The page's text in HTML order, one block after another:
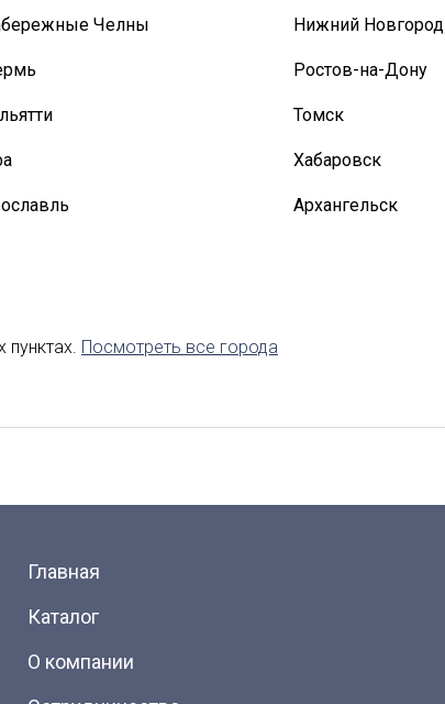
Челны Нижний Новгород
Ростов-на-Дону
Томск
Хабаровск
Архангельск
Посмотреть все города
Главная
Каталог
О компании